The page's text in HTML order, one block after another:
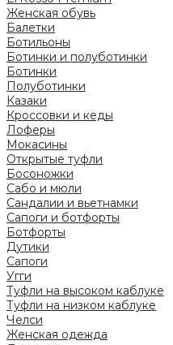
Женская обувь
Балетки
Ботильоны
Ботинки и полуботинки
Ботинки
Полуботинки
Казаки
Кроссовки и кеды
Лоферы
Мокасины
Открытые туфли
Босоножки
Сабо и мюли
Сандалии и вьетнамки
Сапоги и ботфорты
Ботфорты
Дутики
Сапоги
Угги
Туфли на высоком каблуке
Туфли на низком каблуке
Челси
Женская одежда